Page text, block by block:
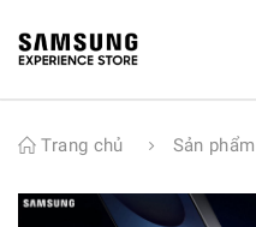
Trang chủ Sản phẩm